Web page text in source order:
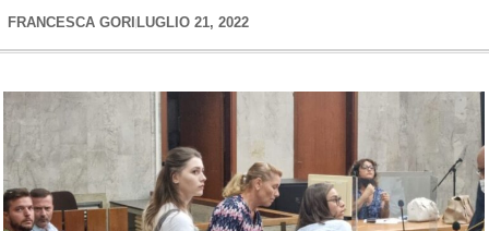
FRANCESCA GORI LUGLIO 21, 2022